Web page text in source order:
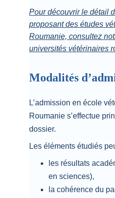
Pour découvrir le détail
proposant des études
Roumanie, consultez
universités vétérinaires
Modalités
L’admission en école
Roumanie s’effectue
dossier.
Les éléments étudiés
les résultats
en sciences),
la cohérence du